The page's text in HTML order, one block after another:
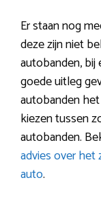
Er staan nog
deze zijn niet
autobanden,
goede uitleg
autobanden
kiezen tussen
autobanden.
advies over het
auto.